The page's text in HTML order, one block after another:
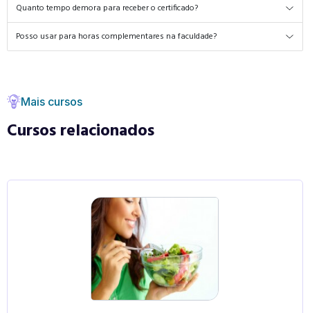
Quanto tempo demora para receber o certificado?
Posso usar para horas complementares na faculdade?
Mais cursos
Cursos relacionados